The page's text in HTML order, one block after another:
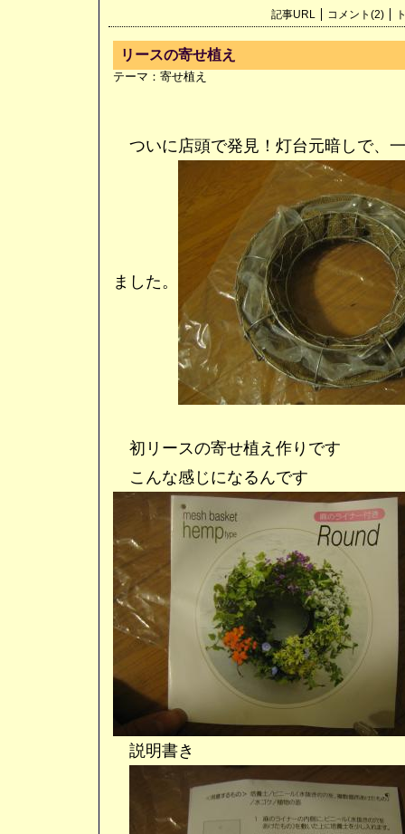
記事URL コメント(2)
リースの寄せ植え
テーマ： 寄せ植え
ついに店頭で発見！灯台元暗しで、
ました。
初リースの寄せ植え作りです
こんな感じになるんです
説明書き